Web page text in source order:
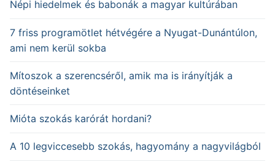
Népi hiedelmek és babonák a magyar kultúrában
7 friss programötlet hétvégére a Nyugat-Dunántúlon,
ami nem kerül sokba
Mítoszok a szerencséről, amik ma is irányítják a
döntéseinket
Mióta szokás karórát hordani?
A 10 legviccesebb szokás, hagyomány a nagyvilágból